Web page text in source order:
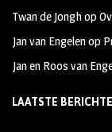
Twan de Jonghop
Jan van Engelenop
Jan en Roos van
LAATSTE